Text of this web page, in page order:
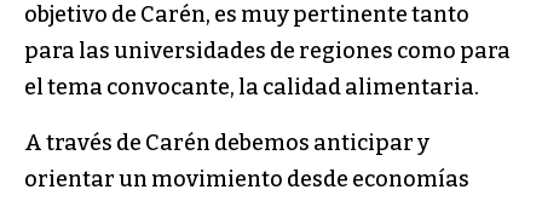
objetivo de Carén, es muy pertinente tanto
para las universidades de regiones como para
el tema convocante, la calidad alimentaria.
A través de Carén debemos anticipar y
orientar un movimiento desde economías